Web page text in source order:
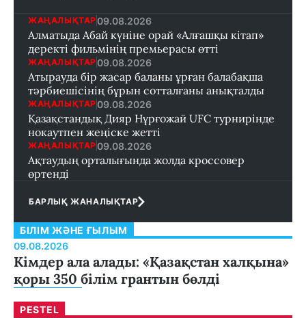
ЖАҢАЛЫҚТАР 09.08.2026
Алматыда Абай күніне орай «Алғашқы кітап»
деректі фильмінің премьерасы өтті
ЖАҢАЛЫҚТАР 09.08.2026
Атырауда бір жасар баланы ұрған балабақша
тәрбиешісінің бұрын сотталғаны анықталды
ЖАҢАЛЫҚТАР 09.08.2026
Қазақстандық Дияр Нұрғожай UFC турнирінде
нокаутпен жеңіске жетті
ЖАҢАЛЫҚТАР 09.08.2026
Ақтаудың орталығында жолда кроссовер
өртенді
БАРЛЫҚ ЖАНАЛЫҚТАР
БІЛІМ ЖӘНЕ ҒЫЛЫМ
09.08.2026
Кімдер ала алады: «Қазақстан халқына»
қоры 350 білім грантын бөлді
PESTEL